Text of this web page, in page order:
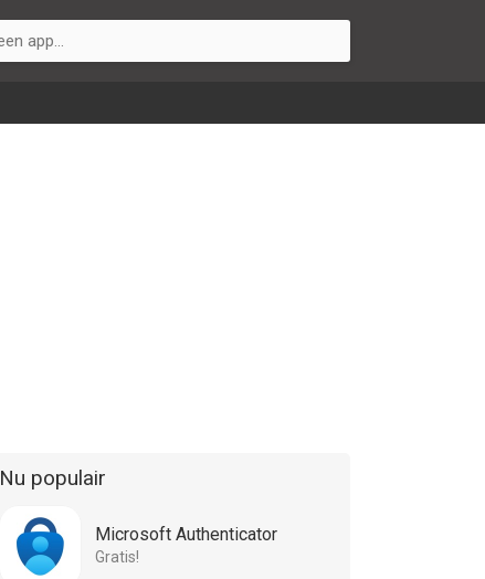
Nu populair
Microsoft Authenticator
Gratis!